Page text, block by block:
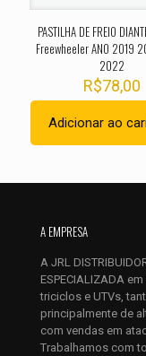
Salvar meus
eu comentar.
PASTILHA DE FREIO
Freewheeler ANO 2019
2022
R$78,00
Adicionar ao
A EMPRESA
A JRL
ESPECIALIZADA
triciclos e UTVs,
principalmente de
com vendas em
Trabalhamos com